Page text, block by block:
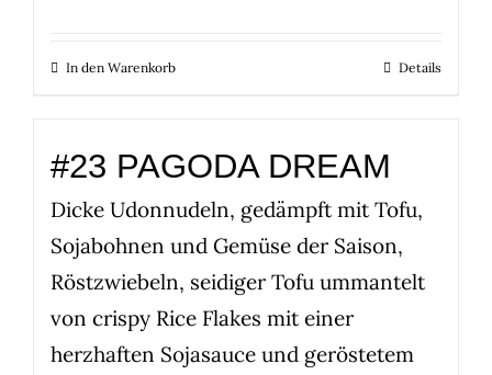
In den Warenkorb Details
#23 PAGODA DREAM
Dicke Udonnudeln, gedämpft mit Tofu,
Sojabohnen und Gemüse der Saison,
Röstzwiebeln, seidiger Tofu ummantelt
von crispy Rice Flakes mit einer
herzhaften Sojasauce und geröstetem